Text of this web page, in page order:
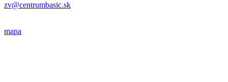
zv@centrumbasic.sk
mapa